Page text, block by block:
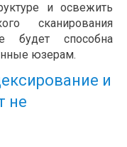
и освежить
сканирования
будет способна
юзерам.
и
не